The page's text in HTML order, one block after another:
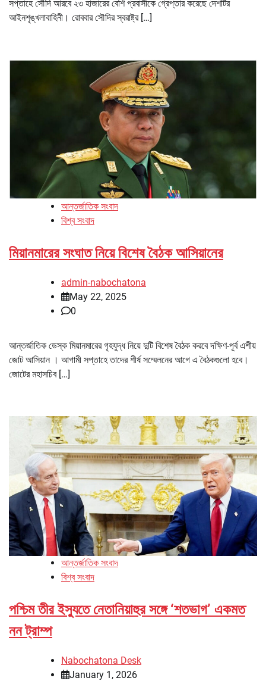
সপ্তাহে সৌদি আরবে ২৩ হাজারের বেশি প্রবাসীকে গ্রেপ্তার করেছে দেশটির
আইনশৃঙ্খলাবাহিনী। রোববার সৌদির স্বরাষ্ট্র […]
আন্তর্জাতিক সংবাদ
বিশ্ব সংবাদ
মিয়ানমারের সংঘাত নিয়ে বিশেষ বৈঠক আসিয়ানের
admin-nabochatona
May 22, 2025
0
আন্তর্জাতিক ডেস্ক মিয়ানমারের গৃহযুদ্ধ নিয়ে দুটি বিশেষ বৈঠক করবে দক্ষিণ-পূর্ব এশীয়
জোট আসিয়ান । আগামী সপ্তাহে তাদের শীর্ষ সম্মেলনের আগে এ বৈঠকগুলো হবে।
জোটের মহাসচিব […]
আন্তর্জাতিক সংবাদ
বিশ্ব সংবাদ
পশ্চিম তীর ইস্যুতে নেতানিয়াহুর সঙ্গে ‘শতভাগ’ একমত
নন ট্রাম্প
Nabochatona Desk
January 1, 2026